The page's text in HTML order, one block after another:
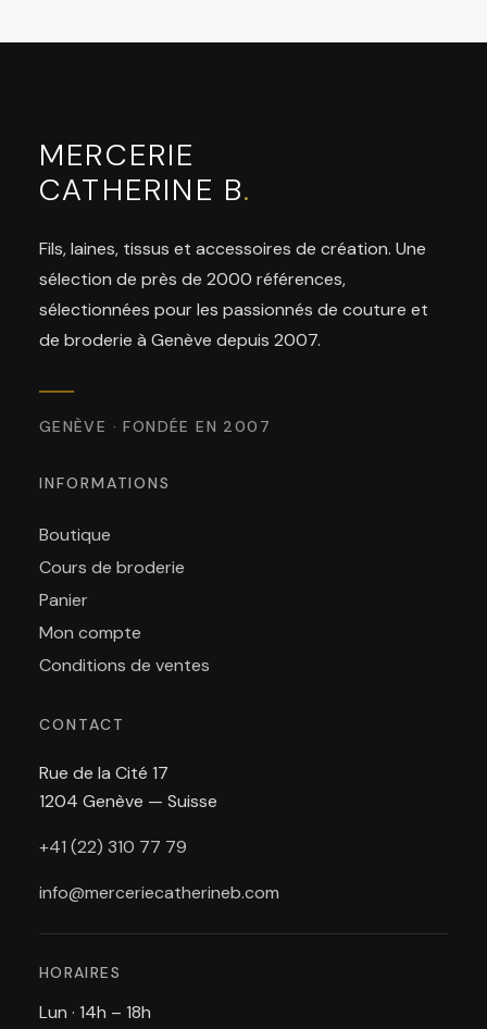
MERCERIE
CATHERINE B.
Fils, laines, tissus et accessoires de création. Une
sélection de près de 2000 références,
sélectionnées pour les passionnés de couture et
de broderie à Genève depuis 2007.
GENÈVE · FONDÉE EN 2007
INFORMATIONS
Boutique
Cours de broderie
Panier
Mon compte
Conditions de ventes
CONTACT
Rue de la Cité 17
1204 Genève — Suisse
+41 (22) 310 77 79
info@merceriecatherineb.com
HORAIRES
Lun · 14h – 18h